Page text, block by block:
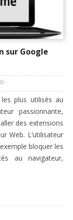
sur Google
0
plus utilisés au
passionnante,
des extensions
Web. L’utilisateur
bloquer les
au navigateur,